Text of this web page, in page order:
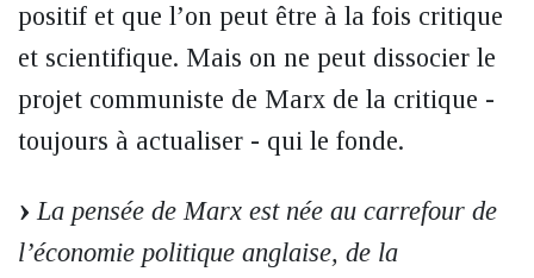
positif et que l’on peut être à la fois critique
et scientifique. Mais on ne peut dissocier le
projet communiste de Marx de la critique -
toujours à actualiser - qui le fonde.
La pensée de Marx est née au carrefour de
l’économie politique anglaise, de la